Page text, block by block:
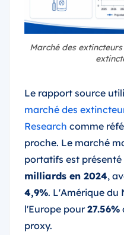
Marché des
Le rapport source
marché des
Research comme
proche. Le marché
portatifs est
milliards en 2024,
4,9%. L'Amérique du
l'Europe pour27.56%
proxy.